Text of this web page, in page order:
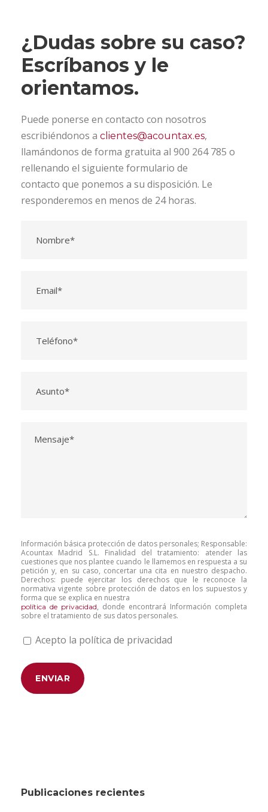
¿Dudas sobre su caso?
Escríbanos y le
orientamos.
Puede ponerse en contacto con nosotros
escribiéndonos a clientes@acountax.es,
llamándonos de forma gratuita al 900 264 785 o
rellenando el siguiente formulario de
contacto que ponemos a su disposición. Le
responderemos en menos de 24 horas.
Información básica protección de datos personales; Responsable:
Acountax Madrid S.L. Finalidad del tratamiento: atender las
cuestiones que nos plantee cuando le llamemos en respuesta a su
petición y, en su caso, concertar una cita en nuestro despacho.
Derechos: puede ejercitar los derechos que le reconoce la
normativa vigente sobre protección de datos en los supuestos y
forma que se explica en nuestra
política de privacidad, donde encontrará Información completa
sobre el tratamiento de sus datos personales.
Acepto la política de privacidad
Publicaciones recientes